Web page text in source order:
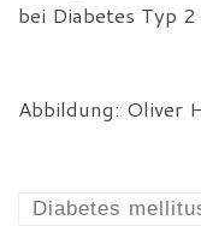
bei Diabetes Typ
Abbildung: Oliver
Diabetes